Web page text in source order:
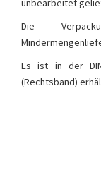
unbearbeitet
Die
Es ist in der
(Rechtsband)